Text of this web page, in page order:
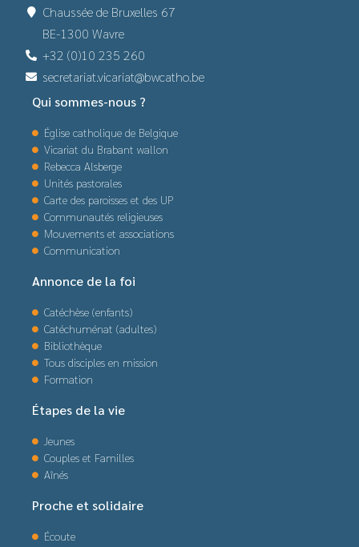
Chaussée de Bruxelles 67
BE-1300 Wavre
+32 (0)10 235 260
secretariat.vicariat@bwcatho.be
Qui sommes-nous ?
Église catholique de Belgique
Vicariat du Brabant wallon
Rebecca Alsberge
Unités pastorales
Carte des paroisses et des UP
Communautés religieuses
Mouvements et associations
Communication
Annonce de la foi
Catéchèse (enfants)
Catéchuménat (adultes)
Bibliothèque
Tous disciples en mission
Formation
Étapes de la vie
Jeunes
Couples et Familles
Aînés
Proche et solidaire
Écoute